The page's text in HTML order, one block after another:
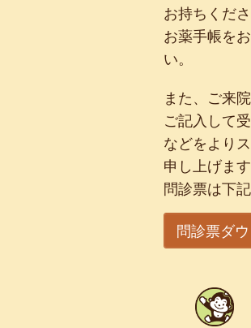
お持ちくださ
お薬手帳を
い。
また、ご来
ご記入して
などをより
申し上げます
問診票は下
問診票ダ